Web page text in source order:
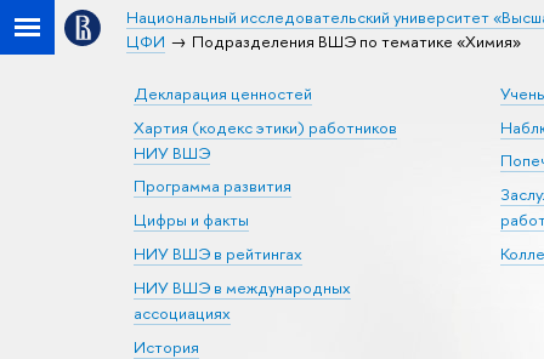
Национальный исследовательский университет
ЦФИ
Подразделения ВШЭ по тематике «Химия»
Декларация ценностей
Хартия (кодекс этики) работников
НИУ ВШЭ
Программа развития
Цифры и факты
НИУ ВШЭ в рейтингах
НИУ ВШЭ в международных
ассоциациях
История